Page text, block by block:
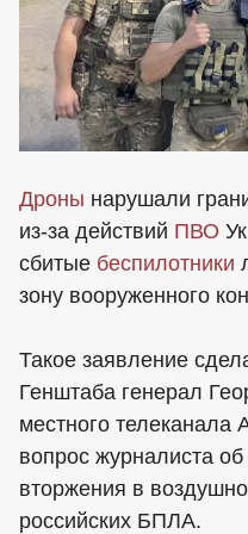
Дроны нарушали
из-за действий ПВО
сбитые беспилотники
зону вооруженного
Такое заявление
Генштаба генерал
местного телеканала
вопрос журналиста
вторжения в
российских БПЛА.